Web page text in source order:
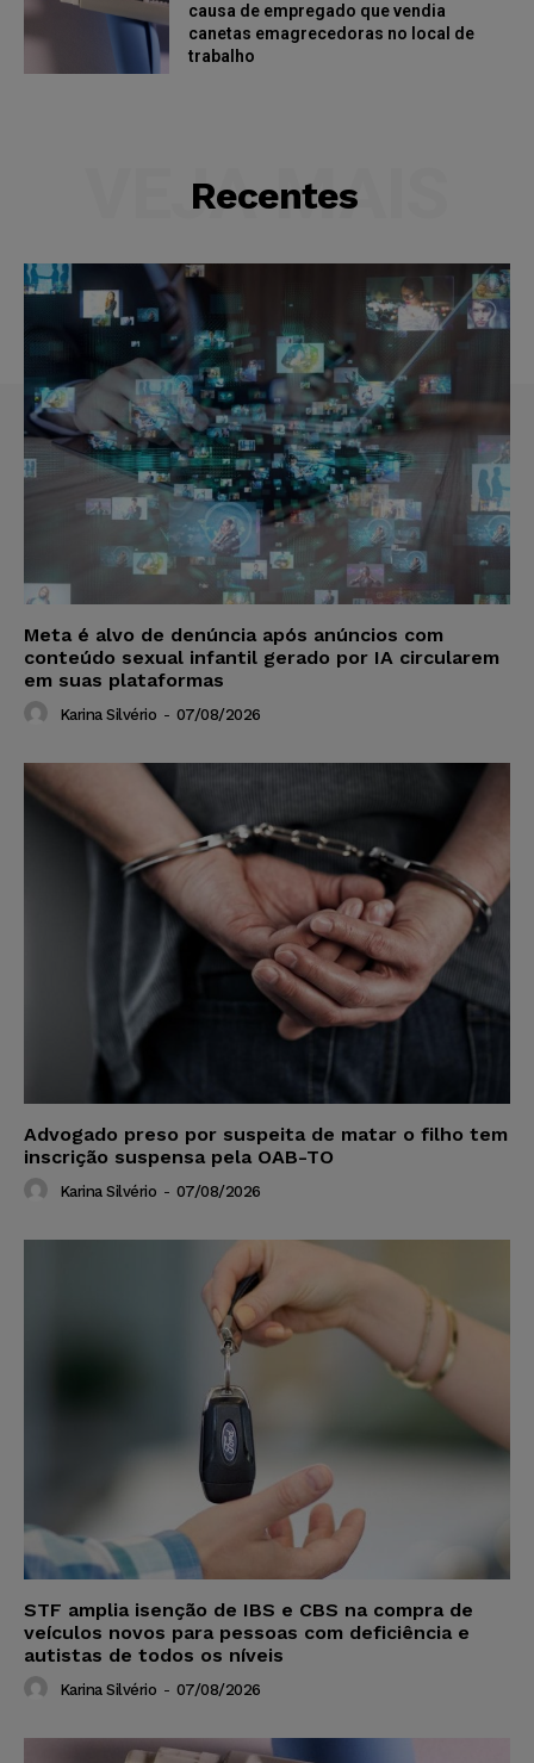
causa de empregado que vendia
canetas emagrecedoras no local de
trabalho
Recentes
VEJA MAIS
Meta é alvo de denúncia após anúncios com
conteúdo sexual infantil gerado por IA circularem
em suas plataformas
Karina Silvério - 07/08/2026
Advogado preso por suspeita de matar o filho tem
inscrição suspensa pela OAB-TO
Karina Silvério - 07/08/2026
STF amplia isenção de IBS e CBS na compra de
veículos novos para pessoas com deficiência e
autistas de todos os níveis
Karina Silvério - 07/08/2026